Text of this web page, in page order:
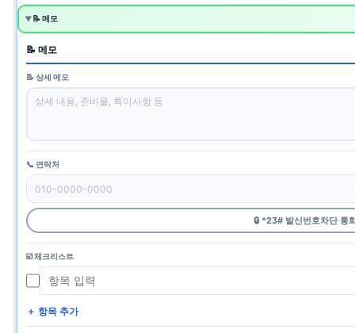
▼📝 메모
📝 메모
📝 상세 메모
📞 연락처
🔒 *23# 발신번호차단 통
☑️ 체크리스트
＋ 항목 추가